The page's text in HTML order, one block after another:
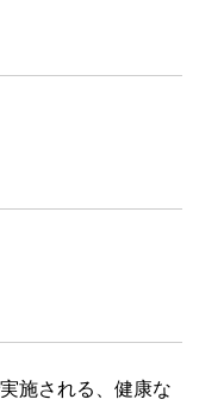
施される、健康な